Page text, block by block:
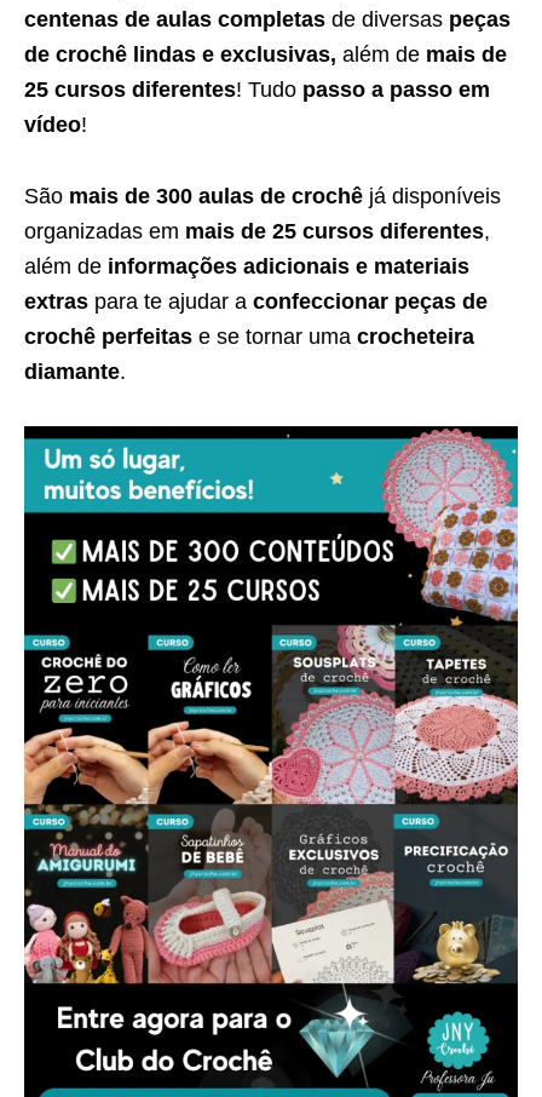
centenas de aulas completas de diversas peças
de crochê lindas e exclusivas, além de mais de
25 cursos diferentes! Tudo passo a passo em
vídeo!
São mais de 300 aulas de crochê já disponíveis
organizadas em mais de 25 cursos diferentes,
além de informações adicionais e materiais
extras para te ajudar a confeccionar peças de
crochê perfeitas e se tornar uma crocheteira
diamante.